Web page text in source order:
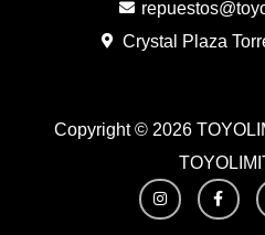
Crystal Plaza
Copyright © 2026
I
n
s
F
a
c